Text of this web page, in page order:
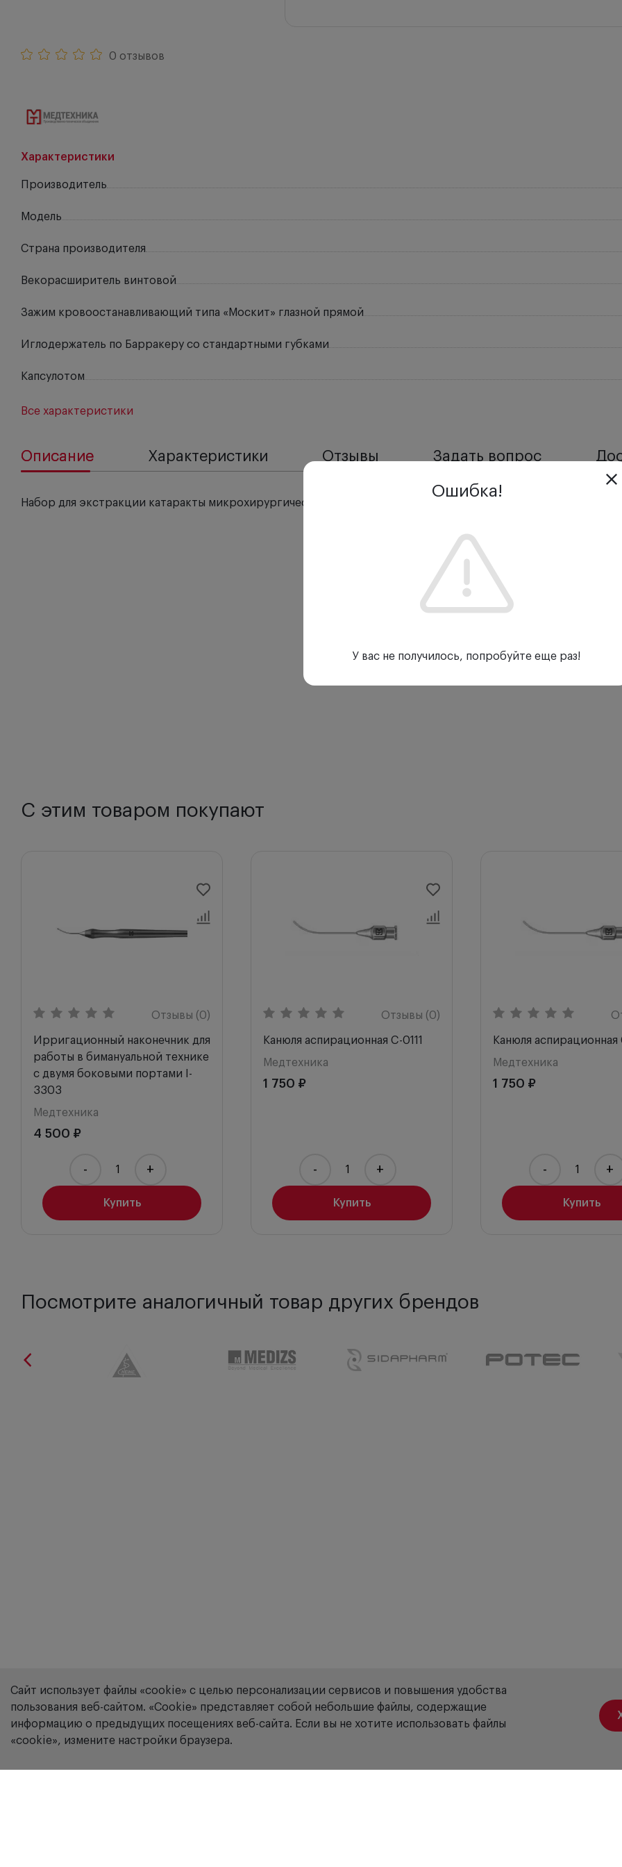
0 отзывов
Характеристики
Производитель
Модель
Страна производителя
Векорасширитель винтовой
Зажим кровоостанавливающий типа «Москит» глазной прямой
Иглодержатель по Барракеру со стандартными губками
Капсулотом
Все характеристики
Описание Характеристики Отзывы Задать вопрос
Набор для экстракции катаракты микрохирургический в стерилизаторе н3-20мт
С этим товаром покупают
Отзывы (0)
Ирригационный наконечник для
работы в бимануальной технике
с двумя боковыми портами I-
3303
Медтехника
4 500 ₽
Купить
- +
Отзывы (0)
Канюля аспирационная C-0111
Медтехника
1 750 ₽
Купить
- +
Канюля аспирационная
Медтехника
1 750 ₽
Купить
- +
Посмотрите аналогичный товар других брендов
Сайт использует файлы «cookie» с целью персонализации сервисов и повышения удобства
пользования веб-сайтом. «Сookie» представляет собой небольшие файлы, содержащие
информацию о предыдущих посещениях веб-сайта. Если вы не хотите использовать файлы
«cookie», измените настройки браузера.
Ошибка!
У вас не получилось, попробуйте еще раз!